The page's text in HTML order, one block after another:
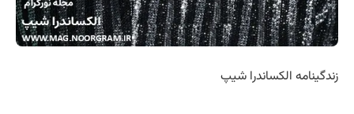
زندگینامه الکساندرا شیپ